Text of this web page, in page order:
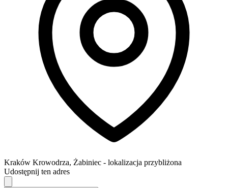
Kraków Krowodrza, Żabiniec - lokalizacja przybliżona
Udostępnij ten adres